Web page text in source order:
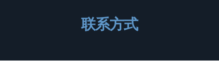
联系方式